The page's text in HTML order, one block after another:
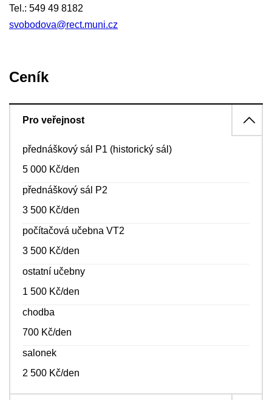
Tel.: 549 49 8182
svobodova@rect.muni.cz
Ceník
Pro veřejnost
přednáškový sál P1 (historický sál)
5 000 Kč/den
přednáškový sál P2
3 500 Kč/den
počítačová učebna VT2
3 500 Kč/den
ostatní učebny
1 500 Kč/den
chodba
700 Kč/den
salonek
2 500 Kč/den